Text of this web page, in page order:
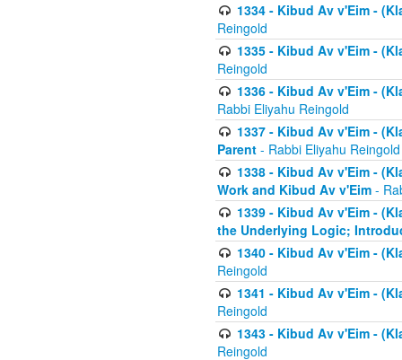
1334 - Kibud Av v'Eim -
Reingold
1335 - Kibud Av v'Eim -
Reingold
1336 - Kibud Av v'Eim -
Rabbi Eliyahu Reingold
1337 - Kibud Av v'Eim -
Parent - Rabbi Eliyahu Reingold
1338 - Kibud Av v'Eim -
Work and Kibud Av v'Eim -
1339 - Kibud Av v'Eim -
the Underlying Logic;
1340 - Kibud Av v'Eim -
Reingold
1341 - Kibud Av v'Eim -
Reingold
1343 - Kibud Av v'Eim -
Reingold